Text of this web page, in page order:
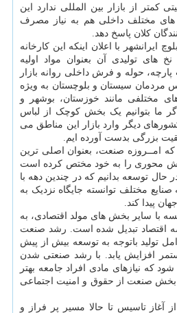
کمتر از بازار بین المللی ندارد این
های مختلف داخلی هم به نیاز مصرف
کلان پاسخ دهد.
ایرانشهر با اعلان اینکه این کارخانه
های تولیدی آن بعنوان مواد اولیه
پارچه، حوله و فرش داخلی روانه بازار
مردمان سیستان و بلوچستان به ویژه
مختلفی مانند خوزستان، بوشهر و
ما بتوانیم یک بخش کوچک از لباس
دیگر وارد بازار این مناطق می
بزرگی بدست آورده ایم.
امــروزه صنعت، بعنوان اصلی ترین
محوری را به خود مختص کرده است
حال توسعه بدانیم که در چندین دهه با
مختلف توانسته جایگاه نزدیک به
پیدا کند.
با سایر بخش های مولد اقتصادی، به
اقتصاد تبدیل شده است. رشد صنعت
تولید باتوجه به توسعه بیش از پیش
افزایش یابد. با رشد صنعتی شدن
که نیازهای مادی افراد جامعه بهتر
بخش صنعت از حقوق و امنیت اجتماعی
آغاز تاسیس تا حالا مسیر پر فراز و